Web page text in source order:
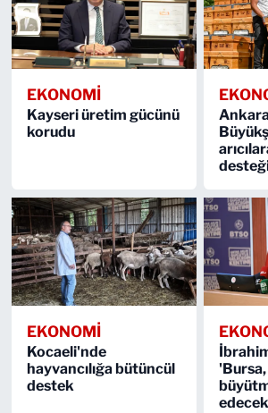
EKONOMİ
Kayseri üretim gücünü
korudu
EKONOMİ
Kocaeli'nde
hayvancılığa bütüncül
destek